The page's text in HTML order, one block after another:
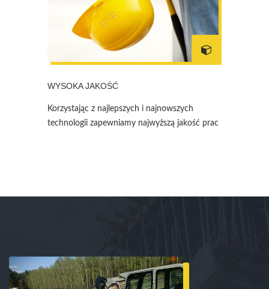
WYSOKA JAKOŚĆ
Korzystając z najlepszych i najnowszych
technologii zapewniamy najwyższą jakość prac